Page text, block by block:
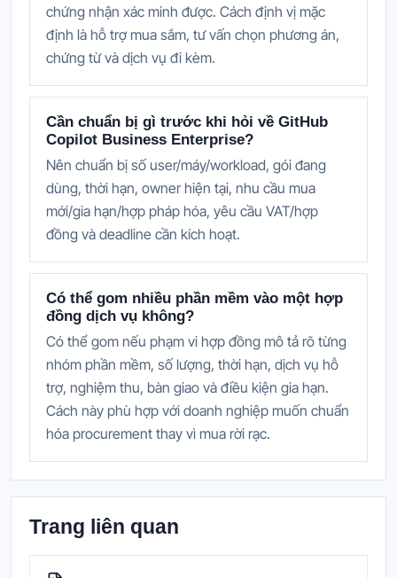
chứng nhận xác minh được. Cách định vị mặc
định là hỗ trợ mua sắm, tư vấn chọn phương án,
chứng từ và dịch vụ đi kèm.
Cần chuẩn bị gì trước khi hỏi về GitHub
Copilot Business Enterprise?
Nên chuẩn bị số user/máy/workload, gói đang
dùng, thời hạn, owner hiện tại, nhu cầu mua
mới/gia hạn/hợp pháp hóa, yêu cầu VAT/hợp
đồng và deadline cần kích hoạt.
Có thể gom nhiều phần mềm vào một hợp
đồng dịch vụ không?
Có thể gom nếu phạm vi hợp đồng mô tả rõ từng
nhóm phần mềm, số lượng, thời hạn, dịch vụ hỗ
trợ, nghiệm thu, bàn giao và điều kiện gia hạn.
Cách này phù hợp với doanh nghiệp muốn chuẩn
hóa procurement thay vì mua rời rạc.
Trang liên quan